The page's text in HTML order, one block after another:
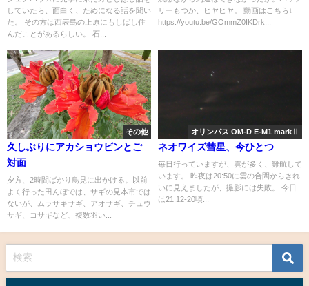
していたら、面白く、ためになる話を聞い
た。 その方は西表島の上原にもしばし住
んだことがあるらしい。 石...
リーもつか、ヒヤヒヤ。 動画はこちら↓
https://youtu.be/GOmmZ0IKDrk...
その他
久しぶりにアカショウビンとご
対面
夕方、2時間ばかり鳥見に出かける。以前
よく行った田んぼでは、サギの見本市では
ないが、ムラサキサギ、アオサギ、チュウ
サギ、コサギなど、複数羽い...
オリンパス OM-D E-M1 markⅡ
ネオワイズ彗星、今ひとつ
毎日行っていますが、雲が多く、難航して
います。 昨夜は20:50に雲の合間からきれ
いに見えましたが、撮影には失敗。 今日
は21:12-20頃...